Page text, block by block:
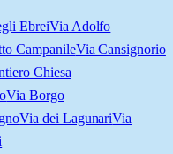
EbreiVia Adolfo
CampanileVia Cansignorio
Chiesa
Via Borgo
Via dei LagunariVia